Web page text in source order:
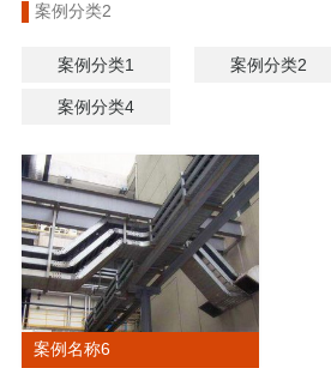
案例分类2
案例分类1 案例分类2
案例分类4
案例名称6